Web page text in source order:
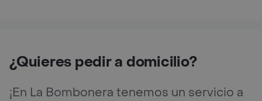
¿Quieres pedir a domicilio?
¡En La Bombonera tenemos un servicio a